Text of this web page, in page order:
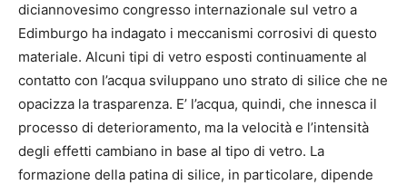
diciannovesimo congresso internazionale sul vetro a
Edimburgo ha indagato i meccanismi corrosivi di questo
materiale. Alcuni tipi di vetro esposti continuamente al
contatto con l’acqua sviluppano uno strato di silice che ne
opacizza la trasparenza. E’ l’acqua, quindi, che innesca il
processo di deterioramento, ma la velocità e l’intensità
degli effetti cambiano in base al tipo di vetro. La
formazione della patina di silice, in particolare, dipende